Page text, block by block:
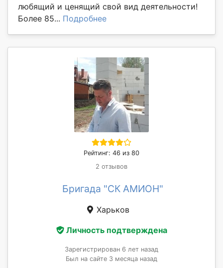
любящий и ценящий свой вид деятельности!
Более 85... Подробнее
Рейтинг: 46 из 80
2 отзывов
Бригада "СК АМИОН"
Харьков
Личность подтверждена
Зарегистрирован 6 лет назад
Был на сайте 3 месяца назад